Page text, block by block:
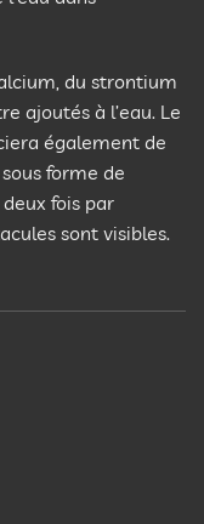
du strontium
ajoutés à l’eau. Le
également de
forme de
fois par
sont visibles.